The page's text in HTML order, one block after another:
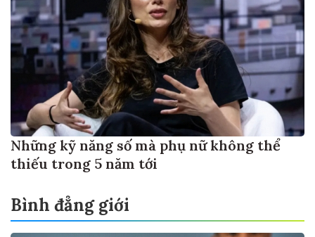
Những kỹ năng số mà phụ nữ không thể
thiếu trong 5 năm tới
Bình đẳng giới